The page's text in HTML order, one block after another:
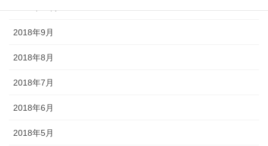
2018年9月
2018年8月
2018年7月
2018年6月
2018年5月